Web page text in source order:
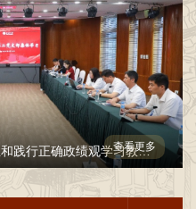
会议中心第二党支部开展树立和践行正确政绩观学习教育专题党课查看更多